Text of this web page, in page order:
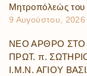
Μητροπόλεώς του
9 Αυγούστου, 2026
ΝΕΟ ΑΡΘΡΟ ΣΤΟ
ΠΡΩΤ. π.
Ι.Μ.Ν. ΑΓΙΟΥ